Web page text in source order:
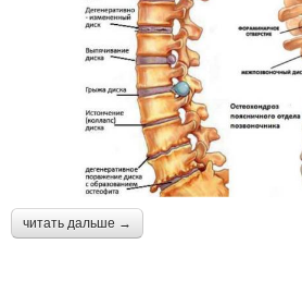
читать дальше →